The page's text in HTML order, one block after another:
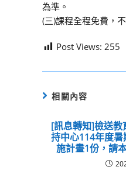
為準。
(三)課程全程免費，
Post Views: 255
相關內容
[訊息轉知]檢送
持中心114年度
施計畫1份，請